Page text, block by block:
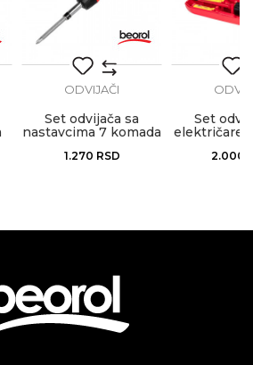
POŠALJI
ODVIJAČI
Set odvijača sa
nastavcima 7 komada
1.270 RSD
Set
električare
2.000